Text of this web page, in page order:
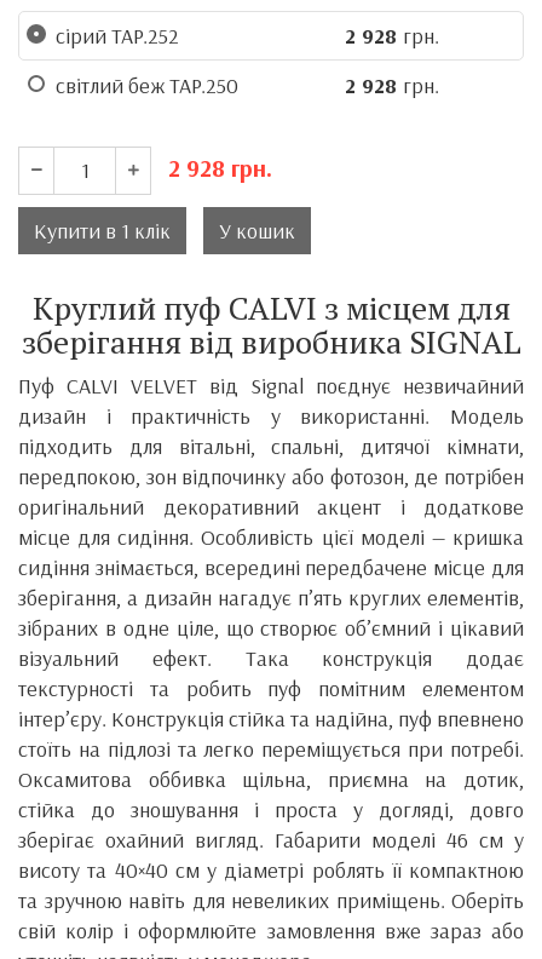
сірий TAP.252
2 928 грн.
світлий беж TAP.250
2 928 грн.
2 928 грн.
Купити в 1 клік У кошик
Круглий пуф CALVI з місцем для
зберігання від виробника SIGNAL
Пуф CALVI VELVET від Signal поєднує незвичайний
дизайн і практичність у використанні. Модель
підходить для вітальні, спальні, дитячої кімнати,
передпокою, зон відпочинку або фотозон, де потрібен
оригінальний декоративний акцент і додаткове
місце для сидіння. Особливість цієї моделі — кришка
сидіння знімається, всередині передбачене місце для
зберігання, а дизайн нагадує п’ять круглих елементів,
зібраних в одне ціле, що створює об’ємний і цікавий
візуальний ефект. Така конструкція додає
текстурності та робить пуф помітним елементом
інтер’єру. Конструкція стійка та надійна, пуф впевнено
стоїть на підлозі та легко переміщується при потребі.
Оксамитова оббивка щільна, приємна на дотик,
стійка до зношування і проста у догляді, довго
зберігає охайний вигляд. Габарити моделі 46 см у
висоту та 40×40 см у діаметрі роблять її компактною
та зручною навіть для невеликих приміщень. Оберіть
свій колір і оформлюйте замовлення вже зараз або